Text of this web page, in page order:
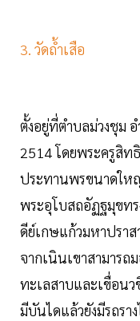
3. วัดถ้ำเสือ
ตั้งอยู่ที่ตำบลม่วงชุม
2514 โดยพระครูสิท
ประทานพรขนาดให
พระอุโบสถอัฏฐมุขทร
ดีย์เกษแก้วมหาปราส
จากเนินเขาสามารถ
ทะเลสาบและเขื่อน
มีบันไดแล้วยังมีรถรา